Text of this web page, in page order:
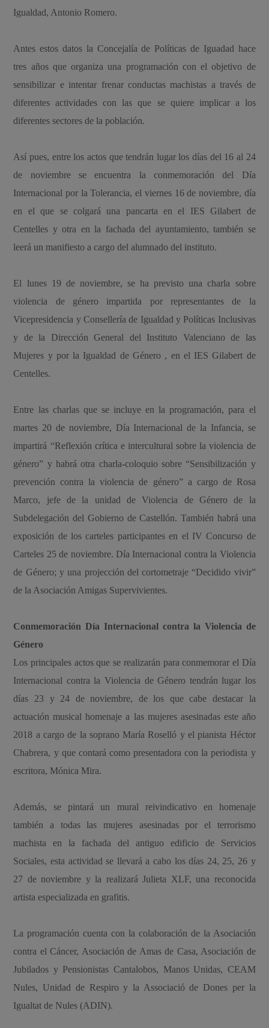
Igualdad, Antonio Romero.
Antes estos datos la Concejalía de Políticas de Iguadad hace
tres años que organiza una programación con el objetivo de
sensibilizar e intentar frenar conductas machistas a través de
diferentes actividades con las que se quiere implicar a los
diferentes sectores de la población.
Así pues, entre los actos que tendrán lugar los días del 16 al 24
de noviembre se encuentra la conmemoración del Día
Internacional por la Tolerancia, el viernes 16 de noviembre, día
en el que se colgará una pancarta en el IES Gilabert de
Centelles y otra en la fachada del ayuntamiento, también se
leerá un manifiesto a cargo del alumnado del instituto.
El lunes 19 de noviembre, se ha previsto una charla sobre
violencia de género impartida por representantes de la
Vicepresidencia y Consellería de Igualdad y Políticas Inclusivas
y de la Dirección General del Instituto Valenciano de las
Mujeres y por la Igualdad de Género , en el IES Gilabert de
Centelles.
Entre las charlas que se incluye en la programación, para el
martes 20 de noviembre, Día Internacional de la Infancia, se
impartirá “Reflexión crítica e intercultural sobre la violencia de
género” y habrá otra charla-coloquio sobre “Sensibilización y
prevención contra la violencia de género” a cargo de Rosa
Marco, jefe de la unidad de Violencia de Género de la
Subdelegación del Gobierno de Castellón. También habrá una
exposición de los carteles participantes en el IV Concurso de
Carteles 25 de noviembre. Día Internacional contra la Violencia
de Género; y una projección del cortometraje “Decidido vivir”
de la Asociación Amigas Supervivientes.
Conmemoración Día Internacional contra la Violencia de
Género
Los principales actos que se realizarán para conmemorar el Día
Internacional contra la Violencia de Género tendrán lugar los
días 23 y 24 de noviembre, de los que cabe destacar la
actuación musical homenaje a las mujeres asesinadas este año
2018 a cargo de la soprano María Roselló y el pianista Héctor
Chabrera, y que contará como presentadora con la periodista y
escritora, Mónica Mira.
Además, se pintará un mural reivindicativo en homenaje
también a todas las mujeres asesinadas por el terrorismo
machista en la fachada del antiguo edificio de Servicios
Sociales, esta actividad se llevará a cabo los días 24, 25, 26 y
27 de noviembre y la realizará Julieta XLF, una reconocida
artista especializada en grafitis.
La programación cuenta con la colaboración de la Asociación
contra el Cáncer, Asociación de Amas de Casa, Asociación de
Jubilados y Pensionistas Cantalobos, Manos Unidas, CEAM
Nules, Unidad de Respiro y la Associació de Dones per la
Igualtat de Nules (ADIN).